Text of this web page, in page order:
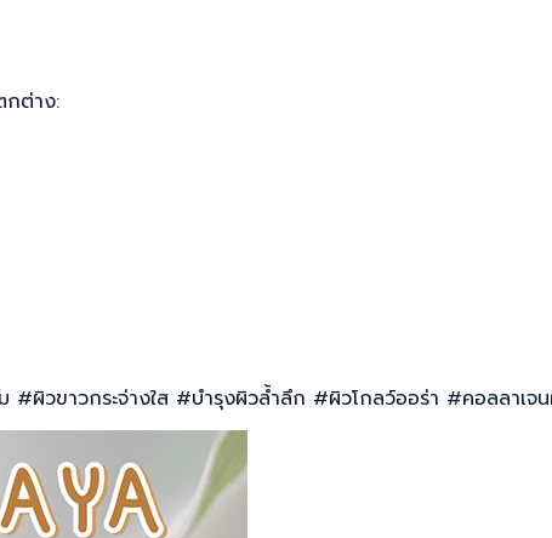
กต่าง:
#ผิวขาวกระจ่างใส #บำรุงผิวล้ำลึก #ผิวโกลว์ออร่า #คอลลาเจ